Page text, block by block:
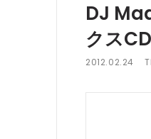
DJ
クス
2012.02.24